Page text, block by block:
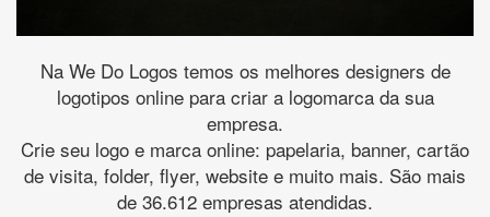
Na We Do Logos temos os melhores designers de
logotipos online para criar a logomarca da sua
empresa.
Crie seu logo e marca online: papelaria, banner, cartão
de visita, folder, flyer, website e muito mais. São mais
de 36.612 empresas atendidas.